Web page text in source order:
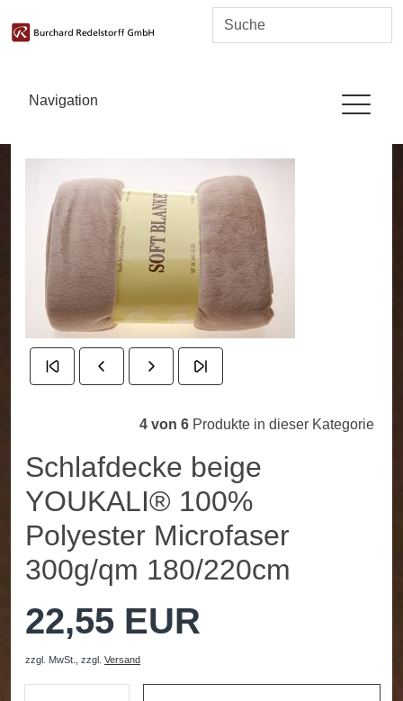
Navigation
4 von 6 Produkte in dieser Kategorie
Schlafdecke beige
YOUKALI® 100%
Polyester Microfaser
300g/qm 180/220cm
22,55 EUR
zzgl. MwSt., zzgl. Versand